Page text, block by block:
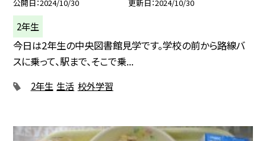
公開日 2024/10/30 更新日 2024/10/30
2年生
今日は2年生の中央図書館見学です。学校の前から路線バ
スに乗って、駅まで、そこで乗...
2年生 生活 校外学習